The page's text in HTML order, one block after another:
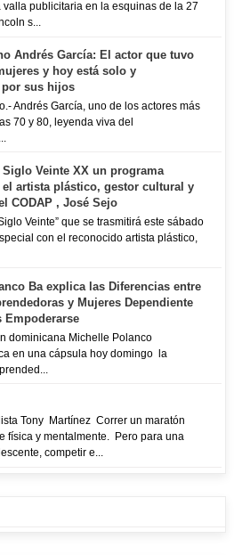
valla publicitaria en la esquinas de la 27
s...
Andrés García: El actor que tuvo
y hoy está solo y
por sus hijos
Andrés García, uno de los actores más
70 y 80, leyenda viva del
Veinte XX un programa
artista plástico, gestor cultural y
CODAP , José Sejo
Veinte” que se trasmitirá este sábado
con el reconocido artista plástico,
Ba explica las Diferencias entre
y Mujeres Dependiente
Empoderarse
dominicana Michelle Polanco
en una cápsula hoy domingo la
Tony Martínez Correr un maratón
física y mentalmente. Pero para una
competir e...